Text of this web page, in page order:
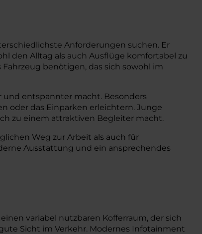
Anforderungen suchen. Er
den Alltag als auch Ausflüge komfortabel zu
benötigen, das sich sowohl im
und entspannter macht. Besonders
oder das Einparken erleichtern. Junge
zu einem attraktiven Begleiter macht.
Weg zur Arbeit als auch für
Ausstattung und ein ansprechendes
variabel nutzbaren Kofferraum, der sich
Sicht im Verkehr. Modernes Infotainment